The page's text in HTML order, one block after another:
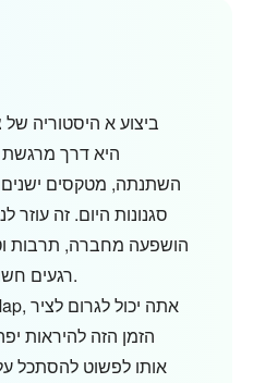
ביצוע א היסטוריה של
היא דרך מרגשת
השתנתה, מטקסים ישנים
סגנונות היום. זה עוזר
הושפעה מחברה, תרבות
רגעים חשובים, סגנונות ואמנים.
הזמן הזה להיראות
אותו לפשוט להסתכל